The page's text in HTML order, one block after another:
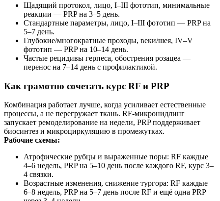
Щадящий протокол, лицо, I–III фототип, минимальные
реакции — PRP на 3–5 день.
Стандартные параметры, лицо, I–III фототип — PRP на
5–7 день.
Глубокие/многократные проходы, веки/шея, IV–V
фототип — PRP на 10–14 день.
Частые рецидивы герпеса, обострения розацеа —
перенос на 7–14 день с профилактикой.
Как грамотно сочетать курс RF и PRP
Комбинация работает лучше, когда усиливает естественные
процессы, а не перегружает ткань. RF-микронидлинг
запускает ремоделирование на недели, PRP поддерживает
биосинтез и микроциркуляцию в промежутках.
Рабочие схемы:
Атрофические рубцы и выраженные поры: RF каждые
4–6 недель, PRP на 5–10 день после каждого RF, курс 3–
4 связки.
Возрастные изменения, снижение тургора: RF каждые
6–8 недель, PRP на 5–7 день после RF и ещё одна PRP